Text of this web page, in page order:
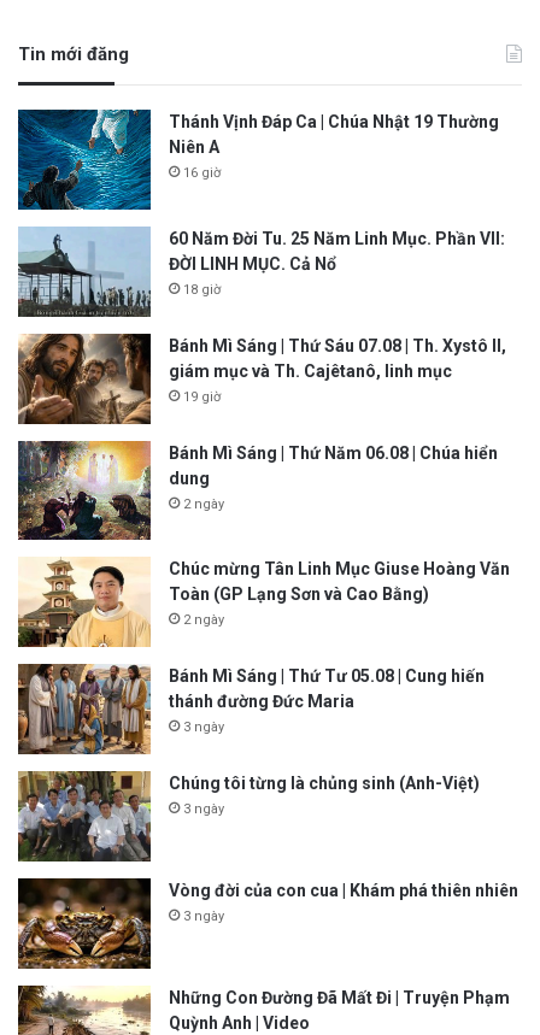
Tin mới đăng
Thánh Vịnh Đáp Ca | Chúa Nhật 19 Thường
Niên A
16 giờ
60 Năm Đời Tu. 25 Năm Linh Mục. Phần VII:
ĐỜI LINH MỤC. Cả Nổ
18 giờ
Bánh Mì Sáng | Thứ Sáu 07.08 | Th. Xystô II,
giám mục và Th. Cajêtanô, linh mục
19 giờ
Bánh Mì Sáng | Thứ Năm 06.08 | Chúa hiển
dung
2 ngày
Chúc mừng Tân Linh Mục Giuse Hoàng Văn
Toàn (GP Lạng Sơn và Cao Bằng)
2 ngày
Bánh Mì Sáng | Thứ Tư 05.08 | Cung hiến
thánh đường Đức Maria
3 ngày
Chúng tôi từng là chủng sinh (Anh-Việt)
3 ngày
Vòng đời của con cua | Khám phá thiên nhiên
3 ngày
Những Con Đường Đã Mất Đi | Truyện Phạm
Quỳnh Anh | Video